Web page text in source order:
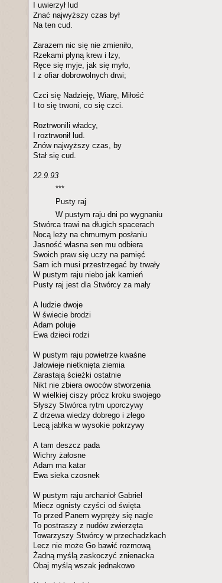
I uwierzył lud
Znać najwyższy czas był
Na ten cud.
Zarazem nic się nie zmieniło,
Rzekami płyną krew i łzy,
Ręce się myje, jak się myło,
I z ofiar dobrowolnych drwi;
Czci się Nadzieję, Wiarę, Miłość
I to się trwoni, co się czci.
Roztrwonili władcy,
I roztrwonił lud.
Znów najwyższy czas, by
Stał się cud.
22.9.93
***
Pusty raj
W pustym raju dni po wygnaniu
Stwórca trawi na długich spacerach
Nocą leży na chmurnym posłaniu
Jasność własna sen mu odbiera
Swoich praw się uczy na pamięć
Sam ich musi przestrzegać by trwały
W pustym raju niebo jak kamień
Pusty raj jest dla Stwórcy za mały
A ludzie dwoje
W świecie brodzi
Adam poluje
Ewa dzieci rodzi
W pustym raju powietrze kwaśne
Jałowieje nietknięta ziemia
Zarastają ścieżki ostatnie
Nikt nie zbiera owoców stworzenia
W wielkiej ciszy prócz kroku swojego
Słyszy Stwórca rytm uporczywy
Z drzewa wiedzy dobrego i złego
Lecą jabłka w wysokie pokrzywy
A tam deszcz pada
Wichry żałosne
Adam ma katar
Ewa sieka czosnek
W pustym raju archanioł Gabriel
Miecz ognisty czyści od święta
To przed Panem wypręży się nagle
To postraszy z nudów zwierzęta
Towarzyszy Stwórcy w przechadzkach
Lecz nie może Go bawić rozmową
Żadną myślą zaskoczyć znienacka
Obaj myślą wszak jednakowo